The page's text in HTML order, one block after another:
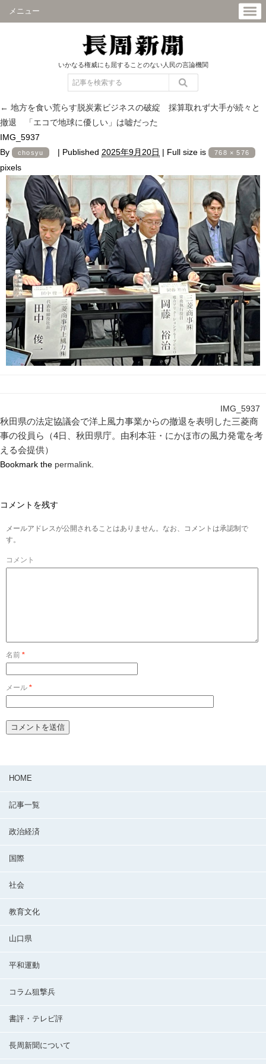
メニュー
いかなる権威にも屈することのない人民の言論機関
← 地方を食い荒らす脱炭素ビジネスの破綻 採算取れず大手が続々と
撤退 「エコで地球に優しい」は嘘だった
IMG_5937
By
chosyu | Published 2025年9月20日 | Full size is 768 × 576
pixels
IMG_5937
秋田県の法定協議会で洋上風力事業からの撤退を表明した三菱商
事の役員ら（4日、秋田県庁。由利本荘・にかほ市の風力発電を考
える会提供）
Bookmark the permalink
コメントを残す
メールアドレスが公開されることはありません。なお、コメントは承認制で
す。
コメント
名前 *
メール *
HOME
記事一覧
政治経済
国際
社会
教育文化
山口県
平和運動
コラム狙撃兵
書評・テレビ評
長周新聞について